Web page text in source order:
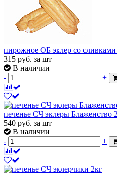
пирожное ОБ эклер со сливками
315 руб. за шт
В наличии
-
+
печенье СЧ эклеры Блаженство
540 руб. за шт
В наличии
-
+